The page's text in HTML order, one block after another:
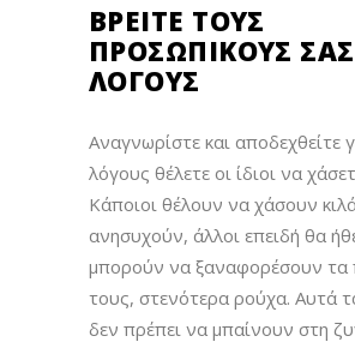
ΒΡΕΊΤΕ ΤΟΥΣ
ΠΡΟΣΩΠΙΚΟΎΣ ΣΑΣ
ΛΌΓΟΥΣ
Αναγνωρίστε και αποδεχθείτε
λόγους θέλετε οι ίδιοι να
Κάποιοι θέλουν να χάσουν
ανησυχούν, άλλοι επειδή θα
μπορούν να ξαναφορέσουν τα
τους, στενότερα ρούχα. Αυτά
δεν πρέπει να μπαίνουν στη